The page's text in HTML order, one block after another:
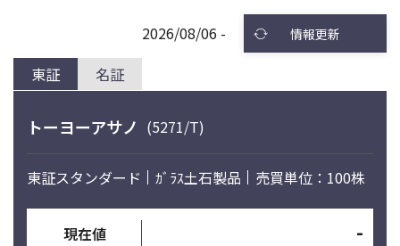
東証 名証
2026/08/06 - 情報更新
トーヨーアサノ (5271/T)
東証スタンダード ｶﾞﾗｽ土石製品 売買単位：100株
現在値 -